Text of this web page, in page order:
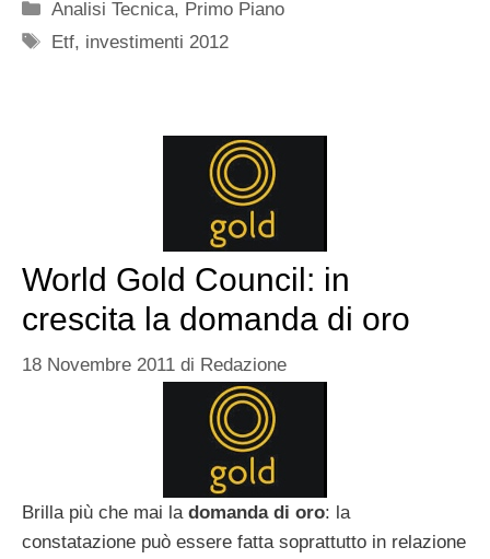
Categorie
Analisi Tecnica, Primo Piano
Tag
Etf, investimenti 2012
World Gold Council: in
crescita la domanda di oro
18 Novembre 2011 di Redazione
Brilla più che mai la domanda di oro: la
constatazione può essere fatta soprattutto in relazione